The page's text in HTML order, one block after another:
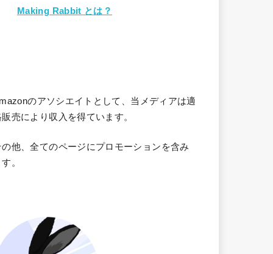
Making Rabbit とは？
のアソシエイトとして、当メディアは適
販売により収入を得ています。
の他、全てのページにプロモーションを含み
。